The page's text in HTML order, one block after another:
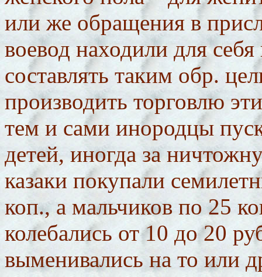
или же обращения в
воевод находили для
составлять таким обр.
производить торговлю
тем и сами инородцы
детей, иногда за
казаки покупали
коп., а мальчиков по 25
колебались от 10 до 20
выменивались на то или